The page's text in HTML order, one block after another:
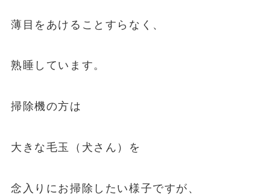
薄目をあけることすらなく、
熟睡しています。
掃除機の方は
大きな毛玉（犬さん）を
念入りにお掃除したい様子ですが、